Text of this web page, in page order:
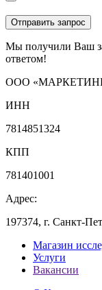
Мы получили Ваш
ответом!
ООО
ИНН
7814851324
КПП
781401001
Адрес:
197374, г. Санкт-
Магазин
Услуги
Вакансии